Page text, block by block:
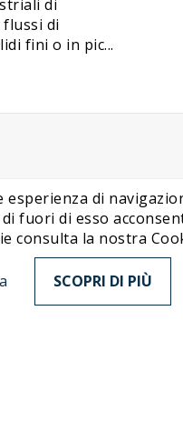
di
di
fini o in pic...
di
fuori di esso
consulta la nostra
SCOPRI DI PIÙ